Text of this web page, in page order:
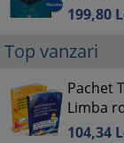
199,80
Top vanzari
Pachet
Limba
104,34